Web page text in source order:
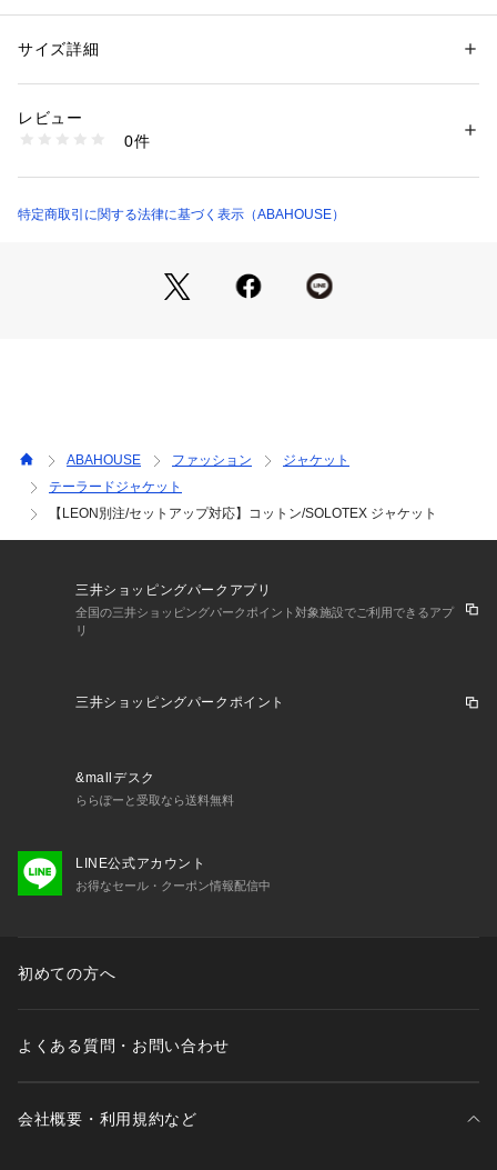
がら、ニット特有の上品さを併せ持つニットジャケット。シャ
伸縮性を実現。自宅ではちょっとした羽織りとして、外ではか
っちりキマるジャケットとして活躍します。
ソフトタッチ、形態回復性、ナチュラルストレッチが特徴の帝
単品としてはもちろん、同素材を使用したパーカー＆パンツと
性別：メンズ
素材：コットン 61%  ポリエステル 39%
洗濯：手洗い可
※詳しい洗濯方法については、商品の品質表示タグをご覧ください
03440043000 （ショップ）
サイズ詳細
レビュー
0件
特定商取引に関する法律に基づく表示（ABAHOUSE）
ABAHOUSE ファッション
ジャケット
テーラードジャケット
【LEON別注/セットアップ対応】コットン/SOLOTEX ジャケット
三井ショッピングパークアプリ
全国の三井ショッピングパークポイント対象施設でご利用できるアプ
リ
三井ショッピングパークポイント
&mallデスク
ららぽーと受取なら送料無料
LINE公式アカウント
お得なセール・クーポン情報配信中
初めての方へ
よくある質問・お問い合わせ
会社概要・利用規約など